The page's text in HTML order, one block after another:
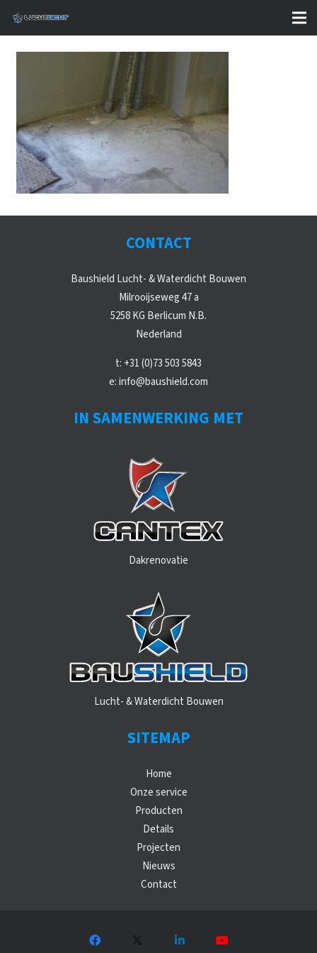
CONTACT
Baushield Lucht- & Waterdicht Bouwen
Milrooijseweg 47 a
5258 KG Berlicum N.B.
Nederland
t: +31 (0)73 503 5843
e:info@baushield.com
IN SAMENWERKING MET
Dakrenovatie
Lucht- & Waterdicht Bouwen
SITEMAP
Home
Onze service
Producten
Details
Projecten
Nieuws
Contact